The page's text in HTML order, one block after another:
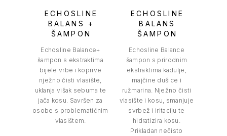
ECHOSLINE
BALANS +
ŠAMPON
Echosline Balance+
šampon s ekstraktima
bijele vrbe i koprive
nježno čisti vlasište,
uklanja višak sebuma te
jača kosu. Savršen za
osobe s problematičnim
vlasištem.
ECHOSLINE
BALANS
ŠAMPON
Echosline Balance
šampon s prirodnim
ekstraktima kadulje,
majčine dušice i
ružmarina. Nježno čisti
vlasište i kosu, smanjuje
svrbež i iritaciju te
hidratizira kosu.
Prikladan nečisto